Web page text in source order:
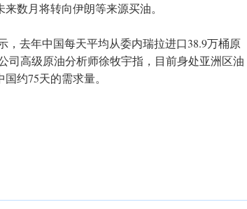
数月将转向伊朗等来源买油。
，去年中国每天平均从委内瑞拉进口38.9万桶原
司高级原油分析师徐牧宇指，目前身处亚洲区油
约75天的需求量。